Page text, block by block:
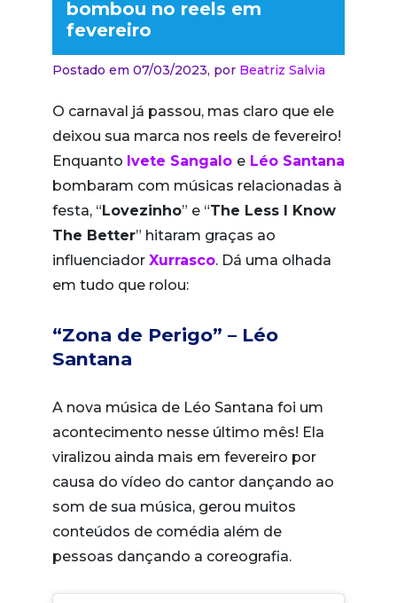
bombou no reels em
fevereiro
Postado em 07/03/2023, por Beatriz Salvia
O carnaval já passou, mas claro que ele
deixou sua marca nos reels de fevereiro!
Enquanto Ivete Sangalo e Léo Santana
bombaram com músicas relacionadas à
festa, “Lovezinho” e “The Less I Know
The Better” hitaram graças ao
influenciador Xurrasco. Dá uma olhada
em tudo que rolou:
“Zona de Perigo” – Léo
Santana
A nova música de Léo Santana foi um
acontecimento nesse último mês! Ela
viralizou ainda mais em fevereiro por
causa do vídeo do cantor dançando ao
som de sua música, gerou muitos
conteúdos de comédia além de
pessoas dançando a coreografia.